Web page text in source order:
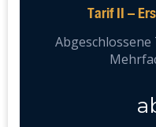
Tarif II –